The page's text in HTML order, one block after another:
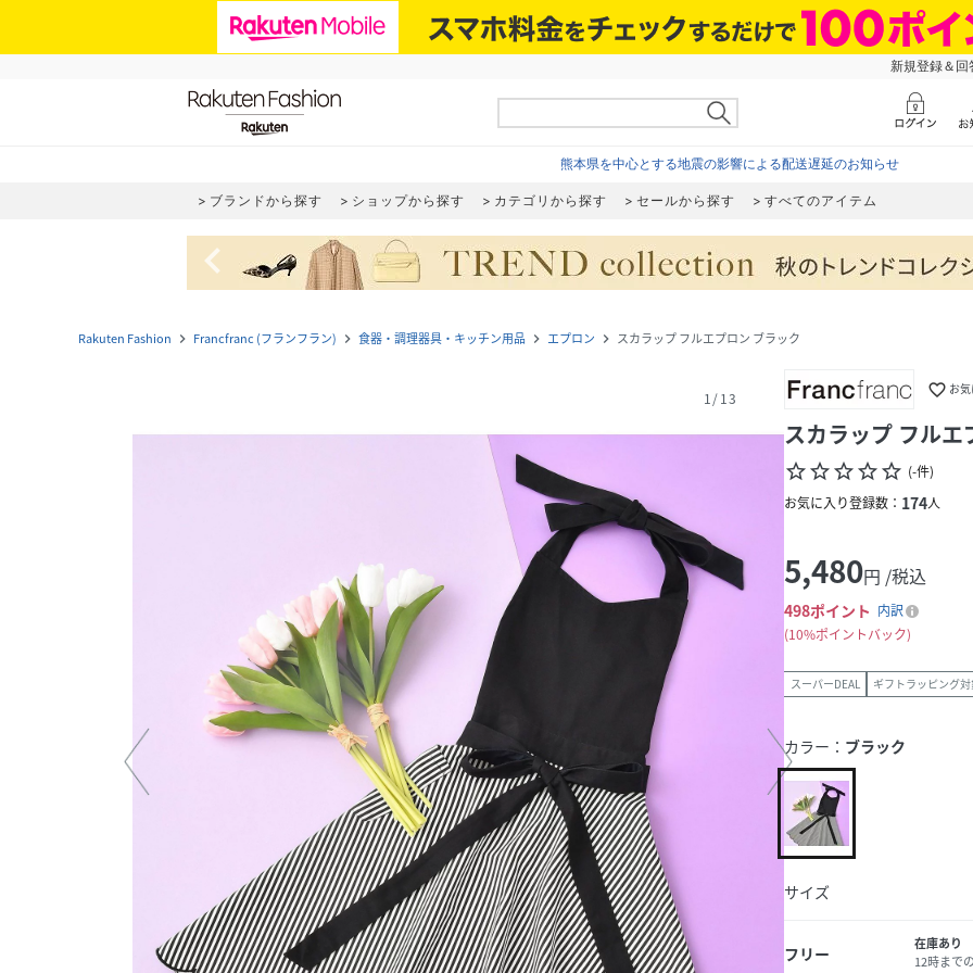
新規登録＆
熊本県を中心とする地震の影響による配送遅延のお知らせ
ブランドから探す ショップから探す カテゴリから探す セールから探す すべてのアイテム
navigate_before
Rakuten Fashion navigate_next Francfranc (フランフラン) navigate_next 食器・調理器具・キッチン用品 navigate_next エプロン navigate_next スカラップ フルエプロン ブラック
1/13 favorite_border お
スカラップ フルエ
star_borderstar_borderstar_borderstar_borderstar_border (-件)
お気に入り登録数： 174人
5,480円 /税込
498ポイント 内訳
10%ポイントバック
スーパーDEAL ギフトラッピング対
カラー： ブラック
サイズ
フリー
在庫あり
12時まで